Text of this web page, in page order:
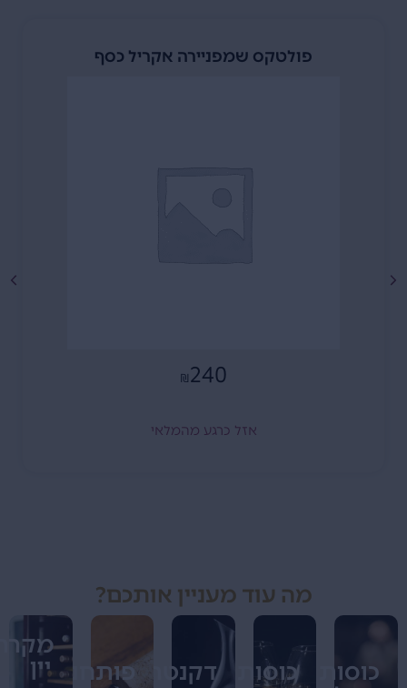
פולטקס שמפניירה אקריל כסף
₪ 240
אזל כרגע מהמלאי
מה עוד מעניין אותכם?
כוסות
כוסות
דקנטרים פותחנים
מקררי
יין